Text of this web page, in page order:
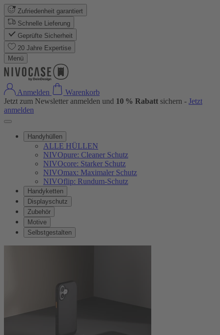
Zufriedenheit garantiert
Schnelle Lieferung
Geprüfte Sicherheit
20 Jahre Expertise
Menü
Anmelden
Warenkorb
Jetzt zum Newsletter anmelden und 10 % Rabatt sichern - Jetzt
anmelden
Handyhüllen
ALLE HÜLLEN
NIVOpure: Cleaner Schutz
NIVOcore: Starker Schutz
NIVOmax: Maximaler Schutz
NIVOflip: Rundum-Schutz
Handyketten
Displayschutz
Zubehör
Motive
Selbstgestalten